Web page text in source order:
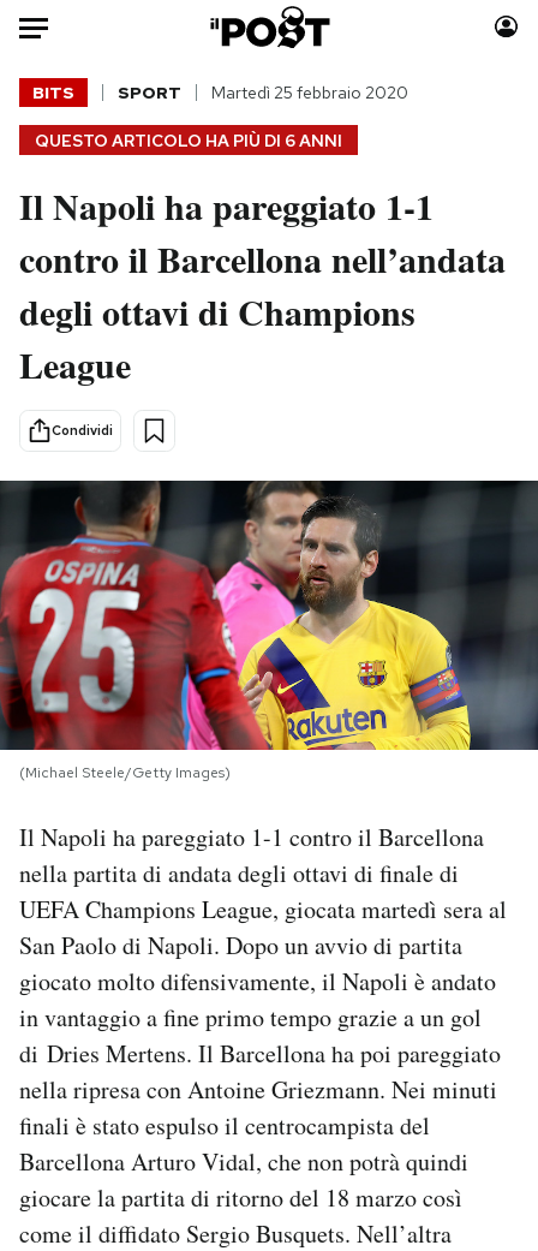
Auto
HOME
Italia
Politica
Tecnologia
Scienza
Cultura
Economia
Sport
Moda
Consumismi
Storie/Idee
Ok Boomer!
Mondiali calcio 2026
PODCAST
NEWSLETTER
I MIEI PREFERITI
SHOP
CALENDARIO
AREA PERSONALE
Area Personale
Newsletter
Notifiche mobile
Regala il Post
Hai bisogno di aiuto?
Esci
QUESTO ARTICOLO HA PIÙ DI 6 ANNI
BITS SPORT Martedì 25 febbraio 2020
Il Napoli ha pareggiato 1-1
contro il Barcellona nell’andata
degli ottavi di Champions
League
Condividi
(Michael Steele/Getty Images)
Il Napoli ha pareggiato 1-1 contro il Barcellona
nella partita di andata degli ottavi di finale di
UEFA Champions League, giocata martedì sera al
San Paolo di Napoli. Dopo un avvio di partita
giocato molto difensivamente, il Napoli è andato
in vantaggio a fine primo tempo grazie a un gol
di Dries Mertens. Il Barcellona ha poi pareggiato
nella ripresa con Antoine Griezmann. Nei minuti
finali è stato espulso il centrocampista del
Barcellona Arturo Vidal, che non potrà quindi
giocare la partita di ritorno del 18 marzo così
come il diffidato Sergio Busquets. Nell’altra